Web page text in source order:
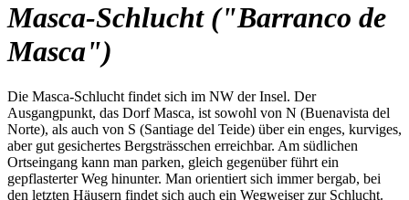
Masca-Schlucht ("Barranco de
Masca")
Die Masca-Schlucht findet sich im NW der Insel. Der
Ausgangpunkt, das Dorf Masca, ist sowohl von N (Buenavista del
Norte), als auch von S (Santiage del Teide) über ein enges, kurviges,
aber gut gesichertes Bergsträsschen erreichbar. Am südlichen
Ortseingang kann man parken, gleich gegenüber führt ein
gepflasterter Weg hinunter. Man orientiert sich immer bergab, bei
den letzten Häusern findet sich auch ein Wegweiser zur Schlucht.